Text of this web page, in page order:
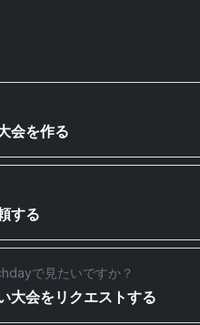
会を作る
する
で見たいですか？
大会をリクエストする